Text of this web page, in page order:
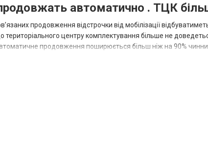
автоматично . ТЦК
продовження відстрочки від мобілізації
територіального центру комплектування більше не
продовження поширюється більш ніж на 90%